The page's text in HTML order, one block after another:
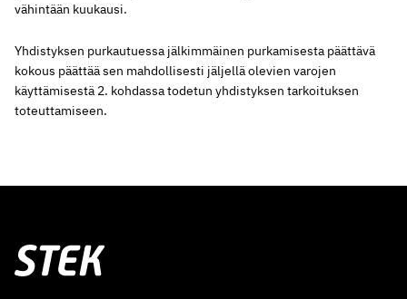
vähintään kuukausi.
Yhdistyksen purkautuessa jälkimmäinen purkamisesta päättävä
kokous päättää sen mahdollisesti jäljellä olevien varojen
käyttämisestä 2. kohdassa todetun yhdistyksen tarkoituksen
toteuttamiseen.
Stek